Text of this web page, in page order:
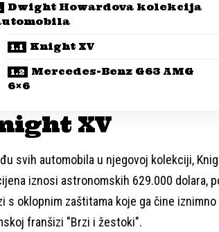
Dwight Howardova kolekcija
Knight XV
Mercedes-Benz G63 AMG
6×6
XV
svih automobila u njegovoj kolekciji,
iznosi astronomskih 629.000 dolara,
s oklopnim zaštitama koje ga čine
franšizi "Brzi i žestoki".